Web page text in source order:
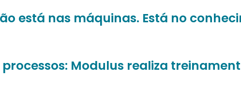
está nas máquinas. Está no
Modulus realiza